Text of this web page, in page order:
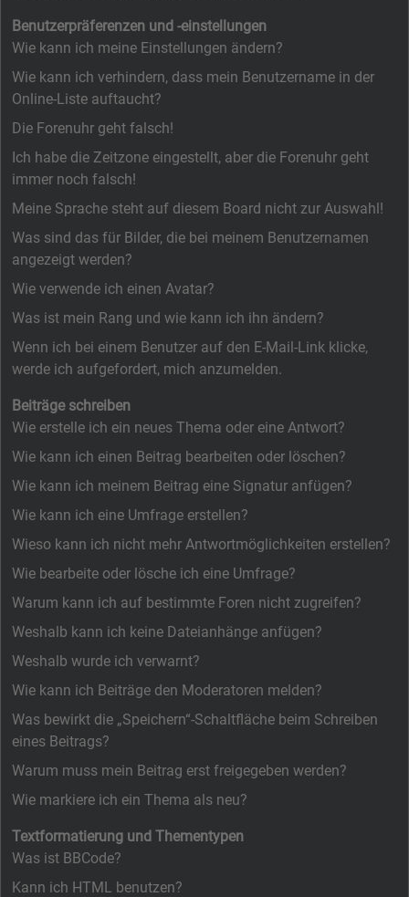
Benutzerpräferenzen und -einstellungen
Wie kann ich meine Einstellungen ändern?
Wie kann ich verhindern, dass mein Benutzername in der
Online-Liste auftaucht?
Die Forenuhr geht falsch!
Ich habe die Zeitzone eingestellt, aber die Forenuhr geht
immer noch falsch!
Meine Sprache steht auf diesem Board nicht zur Auswahl!
Was sind das für Bilder, die bei meinem Benutzernamen
angezeigt werden?
Wie verwende ich einen Avatar?
Was ist mein Rang und wie kann ich ihn ändern?
Wenn ich bei einem Benutzer auf den E-Mail-Link klicke,
werde ich aufgefordert, mich anzumelden.
Beiträge schreiben
Wie erstelle ich ein neues Thema oder eine Antwort?
Wie kann ich einen Beitrag bearbeiten oder löschen?
Wie kann ich meinem Beitrag eine Signatur anfügen?
Wie kann ich eine Umfrage erstellen?
Wieso kann ich nicht mehr Antwortmöglichkeiten erstellen?
Wie bearbeite oder lösche ich eine Umfrage?
Warum kann ich auf bestimmte Foren nicht zugreifen?
Weshalb kann ich keine Dateianhänge anfügen?
Weshalb wurde ich verwarnt?
Wie kann ich Beiträge den Moderatoren melden?
Was bewirkt die „Speichern“-Schaltfläche beim Schreiben
eines Beitrags?
Warum muss mein Beitrag erst freigegeben werden?
Wie markiere ich ein Thema als neu?
Textformatierung und Thementypen
Was ist BBCode?
Kann ich HTML benutzen?